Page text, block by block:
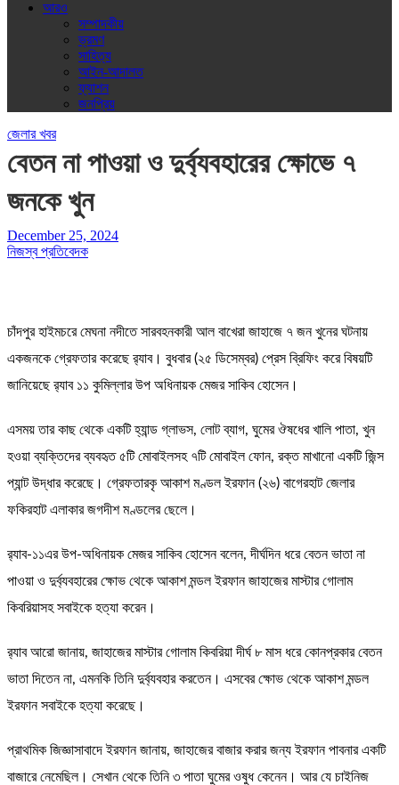
আরও
সম্পাদকীয়
ভ্রমণ
সাহিত্য
আইন-আদালত
ফ্যাশন
জনপ্রিয়
জেলার খবর
বেতন না পাওয়া ও দুর্ব্যবহারের ক্ষোভে ৭
জনকে খুন
December 25, 2024
নিজস্ব প্রতিবেদক
চাঁদপুর হাইমচরে মেঘনা নদীতে সারবহনকারী আল বাখেরা জাহাজে ৭ জন খুনের ঘটনায়
একজনকে গ্রেফতার করেছে র‍্যাব। বুধবার (২৫ ডিসেম্বর) প্রেস ব্রিফিং করে বিষয়টি
জানিয়েছে র‌্যাব ১১ কুমিল্লার উপ অধিনায়ক মেজর সাকিব হোসেন।
এসময় তার কাছ থেকে একটি হ্যান্ড গ্লাভস, লোট ব্যাগ, ঘুমের ঔষধের খালি পাতা, খুন
হওয়া ব্যক্তিদের ব্যবহৃত ৫টি মোবাইলসহ ৭টি মোবাইল ফোন, রক্ত মাখানো একটি জিন্স
প্যান্ট উদ্ধার করেছে। গ্রেফতারকৃ আকাশ মণ্ডল ইরফান (২৬) বাগেরহাট জেলার
ফকিরহাট এলাকার জগদীশ মণ্ডলের ছেলে।
র‍্যাব-১১এর উপ-অধিনায়ক মেজর সাকিব হোসেন বলেন, দীর্ঘদিন ধরে বেতন ভাতা না
পাওয়া ও দুর্ব্যবহারের ক্ষোভ থেকে আকাশ মন্ডল ইরফান জাহাজের মাস্টার গোলাম
কিবরিয়াসহ সবাইকে হত্যা করেন।
র‍্যাব আরো জানায়, জাহাজের মাস্টার গোলাম কিবরিয়া দীর্ঘ ৮ মাস ধরে কোনপ্রকার বেতন
ভাতা দিতেন না, এমনকি তিনি দুর্ব্যবহার করতেন। এসবের ক্ষোভ থেকে আকাশ মন্ডল
ইরফান সবাইকে হত্যা করেছে।
প্রাথমিক জিজ্ঞাসাবাদে ইরফান জানায়, জাহাজের বাজার করার জন্য ইরফান পাবনার একটি
বাজারে নেমেছিল। সেখান থেকে তিনি ৩ পাতা ঘুমের ওষুধ কেনেন। আর যে চাইনিজ